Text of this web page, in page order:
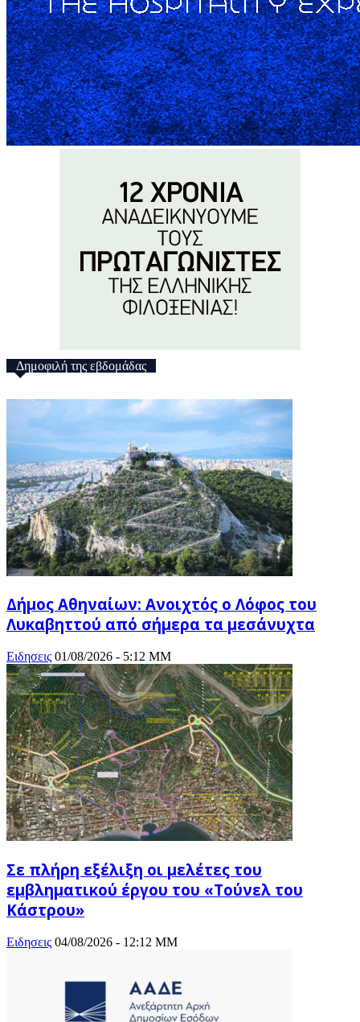
Δημοφιλή της εβδομάδας
Δήμος Αθηναίων: Ανοιχτός ο Λόφος του
Λυκαβηττού από σήμερα τα μεσάνυχτα
Ειδησεις 01/08/2026 - 5:12 ΜΜ
Σε πλήρη εξέλιξη οι μελέτες του
εμβληματικού έργου του «Τούνελ του
Κάστρου»
Ειδησεις 04/08/2026 - 12:12 ΜΜ